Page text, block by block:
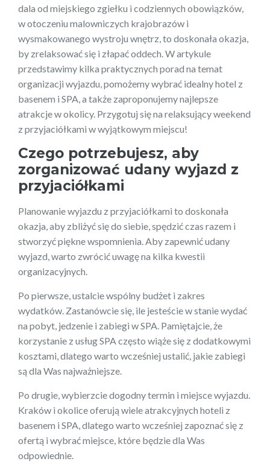
dala od miejskiego zgiełku i codziennych obowiązków,
w otoczeniu malowniczych krajobrazów i
wysmakowanego wystroju wnętrz, to doskonała okazja,
by zrelaksować się i złapać oddech. W artykule
przedstawimy kilka praktycznych porad na temat
organizacji wyjazdu, pomożemy wybrać idealny hotel z
basenem i SPA, a także zaproponujemy najlepsze
atrakcje w okolicy. Przygotuj się na relaksujący weekend
z przyjaciółkami w wyjątkowym miejscu!
Czego potrzebujesz, aby
zorganizować udany wyjazd z
przyjaciółkami
Planowanie wyjazdu z przyjaciółkami to doskonała
okazja, aby zbliżyć się do siebie, spędzić czas razem i
stworzyć piękne wspomnienia. Aby zapewnić udany
wyjazd, warto zwrócić uwagę na kilka kwestii
organizacyjnych.
Po pierwsze, ustalcie wspólny budżet i zakres
wydatków. Zastanówcie się, ile jesteście w stanie wydać
na pobyt, jedzenie i zabiegi w SPA. Pamiętajcie, że
korzystanie z usług SPA często wiąże się z dodatkowymi
kosztami, dlatego warto wcześniej ustalić, jakie zabiegi
są dla Was najważniejsze.
Po drugie, wybierzcie dogodny termin i miejsce wyjazdu.
Kraków i okolice oferują wiele atrakcyjnych hoteli z
basenem i SPA, dlatego warto wcześniej zapoznać się z
ofertą i wybrać miejsce, które będzie dla Was
odpowiednie.